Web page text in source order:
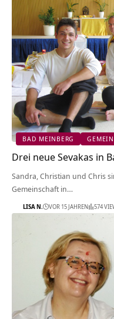
BAD MEINBERG
Drei neue Sevakas in
Sandra, Christian und Chris
Gemeinschaft in…
LISA N. VOR 15 JAHREN 574